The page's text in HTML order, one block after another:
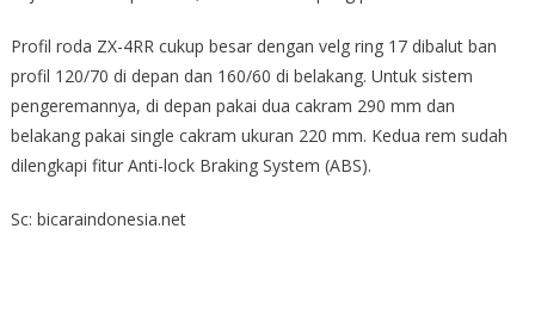
Profil roda ZX-4RR cukup besar dengan velg ring 17 dibalut ban
profil 120/70 di depan dan 160/60 di belakang. Untuk sistem
pengeremannya, di depan pakai dua cakram 290 mm dan
belakang pakai single cakram ukuran 220 mm. Kedua rem sudah
dilengkapi fitur Anti-lock Braking System (ABS).
Sc: bicaraindonesia.net